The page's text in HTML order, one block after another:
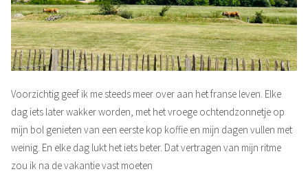
Voorzichtig geef ik me steeds meer over aan het franse leven. Elke
dag iets later wakker worden, met het vroege ochtendzonnetje op
mijn bol genieten van een eerste kop koffie en mijn dagen vullen met
weinig. En elke dag lukt het iets beter. Dat vertragen van mijn ritme
zou ik na de vakantie vast moeten